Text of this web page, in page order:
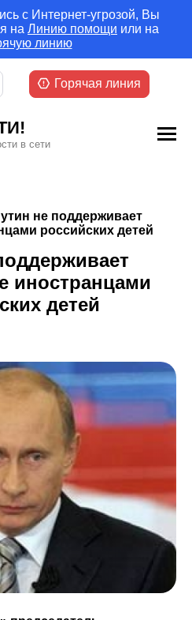
с Интернет-угрозой, Вы
на Линию помощи или на
линию
в сети
Горячая линия
не поддерживает
российских детей
иностранцами
детей